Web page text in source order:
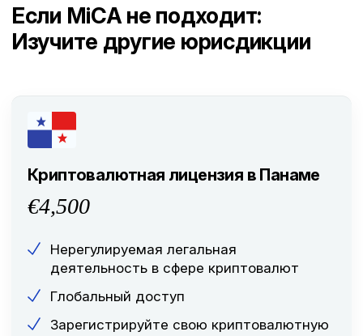
Если MiCA не подходит:
Изучите другие юрисдикции
Криптовалютная лицензия в Панаме
€4,500
Нерегулируемая легальная
деятельность в сфере криптовалют
Глобальный доступ
Зарегистрируйте свою криптовалютную